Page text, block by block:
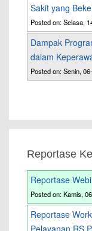
Sakit yang
Posted on: Selasa,
Dampak
dalam
Posted on: Senin,
Reportase
Reportase
Posted on: Kamis,
Reportase
Pelayanan RS